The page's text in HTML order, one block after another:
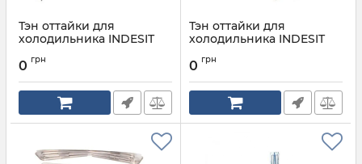
Тэн оттайки для
холодильника INDESIT
Артикул:
0 грн
Тэн оттайки для
холодильника INDESIT
Артикул:
0 грн